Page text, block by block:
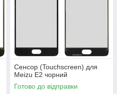
Сенсор (Touchscreen) для
Meizu E2 чорний
Готово до відправки